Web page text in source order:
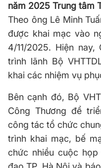
năm 2025 Trung tâm
Theo ông Lê Minh
được khai mạc vào
4/11/2025. Hiện
trình lãnh Bộ
khai các nhiệm vụ
Bên cạnh đó, Bộ
Công Thương để
công tác tổ chức
trình khai mạc, bế
chức nhiều cuộc